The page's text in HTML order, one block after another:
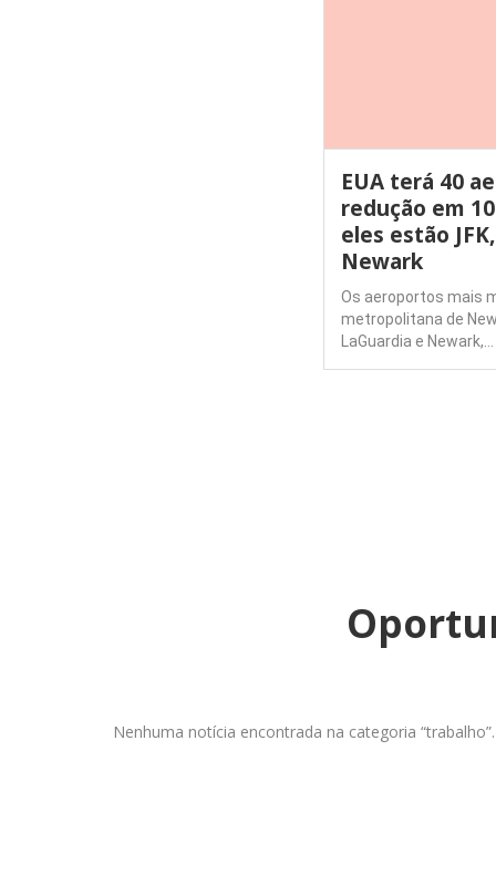
EUA terá 40
redução em
eles estão
Newark
Os aeroportos mais
metropolitana de
LaGuardia e Newark,…
Nenhuma notícia encontrada na categoria “trabalho”.